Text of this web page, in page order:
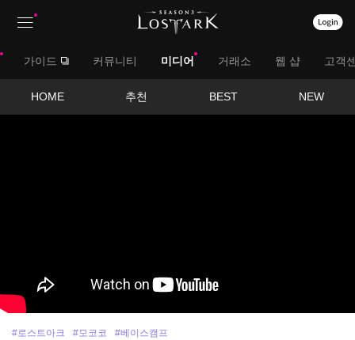
상
대
가이드 커뮤니티 미디어 거래소 웹 샵 고객
HOME 추천 BEST NEW
#로스트아크 #모코코 #베이스캠프